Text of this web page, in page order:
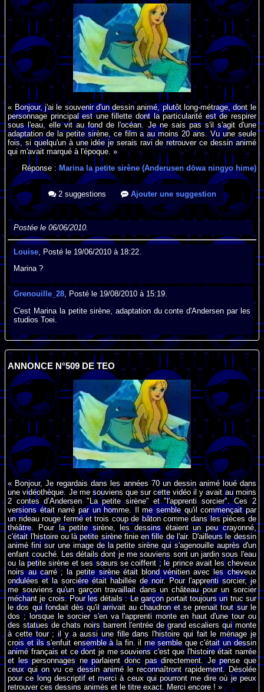
« Bonjour, j'ai le souvenir d'un dessin animé, plutôt long-métrage, dont le
personnage principal est une fillette dont la particularité est de respirer
sous l'eau, elle vit au fond de l'océan. Je ne sais pas s'il s'agit d'une
adaptation de la petite sirène, ce film a au moins 20 ans. Vu une seule
fois, si quelqu'un à une idée je serais ravi de retrouver ce dessin animé
qui m'avait marqué à l'époque. »
Réponse :Marina la petite sirène (Anderusen dōwa ningyo hime)
2 suggestions Ajouter une suggestion
Postée le 06/06/2010.
Louise , Posté le 19/06/2010 à 18:22.
Marina ?
Grenouille_28, Posté le 19/08/2010 à 15:19.
C'est Marina la petite sirène, adaptation du conte d'Andersen par les
studios Toei.
ANNONCE N°509 DE TEO
« Bonjour, Je regardais dans les années 70 un dessin animé loué dans
une vidéothèque. Je me souviens que sur cette vidéo il y avait au moins
2 contes d’Andersen "La petite sirène" et "l'apprenti sorcier". Ces 2
versions était narré par un homme. Il me semble qu'il commençait par
un rideau rouge fermé et trois coup de bâton comme dans les pièces de
théâtre. Pour la petite sirène, les dessins étaient un peu crayonné,
c'était l'histoire ou là petite sirène finie en fille de l'air. D'ailleurs le dessin
animé fini sur une image de la petite sirène qui s'agenouille auprès d'un
enfant couché. Les détails dont je me souviens sont un jardin sous l'eau
ou la petite sirène et ses sœurs se coiffent ; le prince avait les cheveux
noirs au carré ; la petite sirène était blond vénitien avec les cheveux
ondulées et la sorcière était habillée de noir. Pour l'apprenti sorcier, je
me souviens qu'un garçon travaillait dans un château pour un sorcier
méchant je crois. Pour les détails : Le garçon portait toujours un truc sur
le dos qui fondait dès qu'il arrivait au chaudron et se prenait tout sur le
dos ; lorsque le sorcier s'en va l'apprenti monte en haut d'une tour ou
des statues de chats noirs barrent l'entrée de grand escaliers qui monte
à cette tour ; il y a aussi une fille dans l'histoire qui fait le ménage je
crois et ils s'enfuit ensemble à la fin. il me semble que c'était un dessin
animé français et ce dont je me souviens c'est que l'histoire était narrée
et les personnages ne parlaient donc pas directement. Je pense que
ceux qui on vu ce dessin animé le reconnaîtront rapidement. Désolée
pour ce long descriptif et merci à ceux qui pourront me dire où je peux
retrouver ces dessins animés et le titre exact. Merci encore ! »